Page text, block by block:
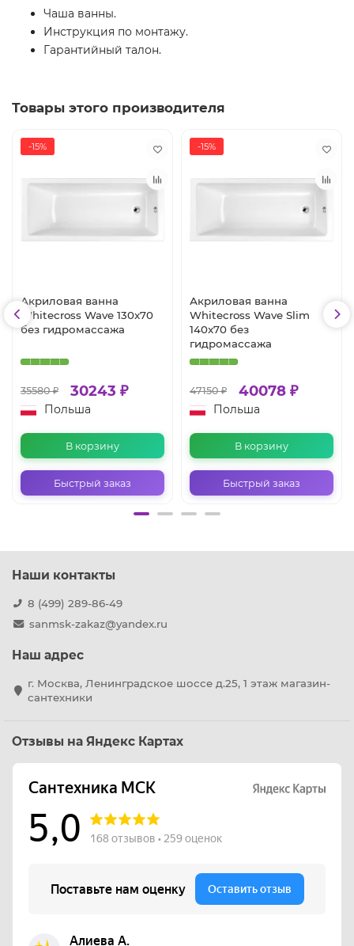
Чаша ванны.
Инструкция по монтажу.
Гарантийный талон.
Товары этого производителя
-15%
Акриловая ванна
Whitecross Wave 130x70
без гидромассажа
35580 ₽ 30243 ₽
Польша
В корзину
Быстрый заказ
-15%
Акриловая ванна
Whitecross Wave Slim
140x70 без
гидромассажа
47150 ₽ 40078 ₽
Польша
В корзину
Быстрый заказ
Наши контакты
8 (499) 289-86-49
sanmsk-zakaz@yandex.ru
Наш адрес
г. Москва, Ленинградское шоссе д.25, 1 этаж магазин-
сантехники
Отзывы на Яндекс Картах